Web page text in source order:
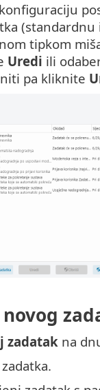
tipkom
Uredi ili
pa kliknite
zadatak na